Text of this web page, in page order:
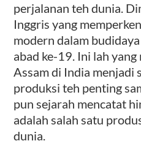
perjalanan teh dunia.
Inggris yang
modern dalam
abad ke-19. Ini lah
Assam di India menjadi
produksi teh penting
pun sejarah mencatat
adalah salah satu
dunia.